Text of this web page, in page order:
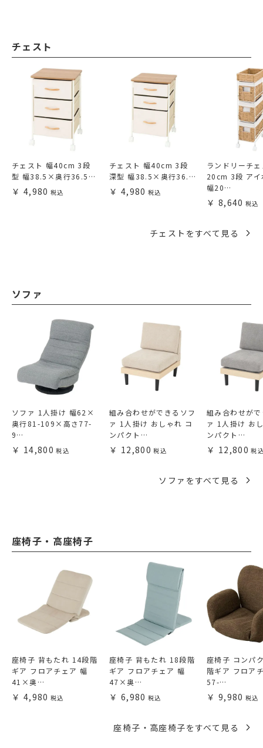
チェスト
チェスト 幅40cm 3段
型 幅38.5×奥行36.5…
4,980
チェスト 幅40cm 3段
深型 幅38.5×奥行36.…
4,980
ランドリーチ
20cm 3段 アイ
幅20…
8,640
チェストをすべて見る
ソファ
ソファ 1人掛け 幅62×
奥行81-109×高さ77-
9…
14,800
組み合わせができるソフ
ァ 1人掛け おしゃれ コ
ンパクト…
12,800
組み合わせが
ァ 1人掛け お
ンパクト…
12,800
ソファをすべて見る
座椅子・高座椅子
座椅子 背もたれ 14段階
ギア フロアチェア 幅
41×奥…
4,980
座椅子 背もたれ 18段階
ギア フロアチェア 幅
47×奥…
6,980
座椅子 コンパ
階ギア フロア
57-…
9,980
座椅子・高座椅子をすべて見る